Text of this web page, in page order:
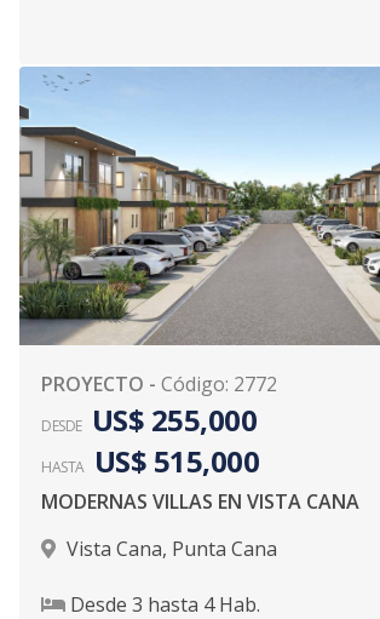
PROYECTO - Código: 2772
DESDE US$ 255,000
HASTA US$ 515,000
MODERNAS VILLAS EN VISTA CANA
Vista Cana, Punta Cana
Desde 3 hasta 4Hab.